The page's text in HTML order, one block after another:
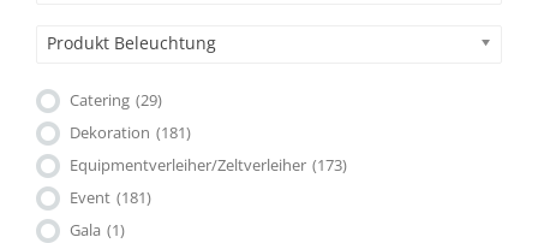
Produkt Beleuchtung
Catering (29)
Dekoration (181)
Equipmentverleiher/Zeltverleiher (173)
Event (181)
Gala (1)